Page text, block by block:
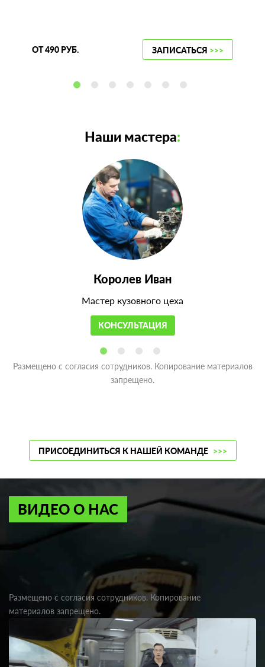
ОТ 490 РУБ. ЗАПИСАТЬСЯ >>>
Наши мастера:
Королев Иван
Мастер кузовного цеха
КОНСУЛЬТАЦИЯ
Размещено с согласия сотрудников. Копирование материалов
запрещено.
ПРИСОЕДИНИТЬСЯ К НАШЕЙ КОМАНДЕ >>>
ВИДЕО О НАС
Размещено с согласия сотрудников. Копирование
материалов запрещено.